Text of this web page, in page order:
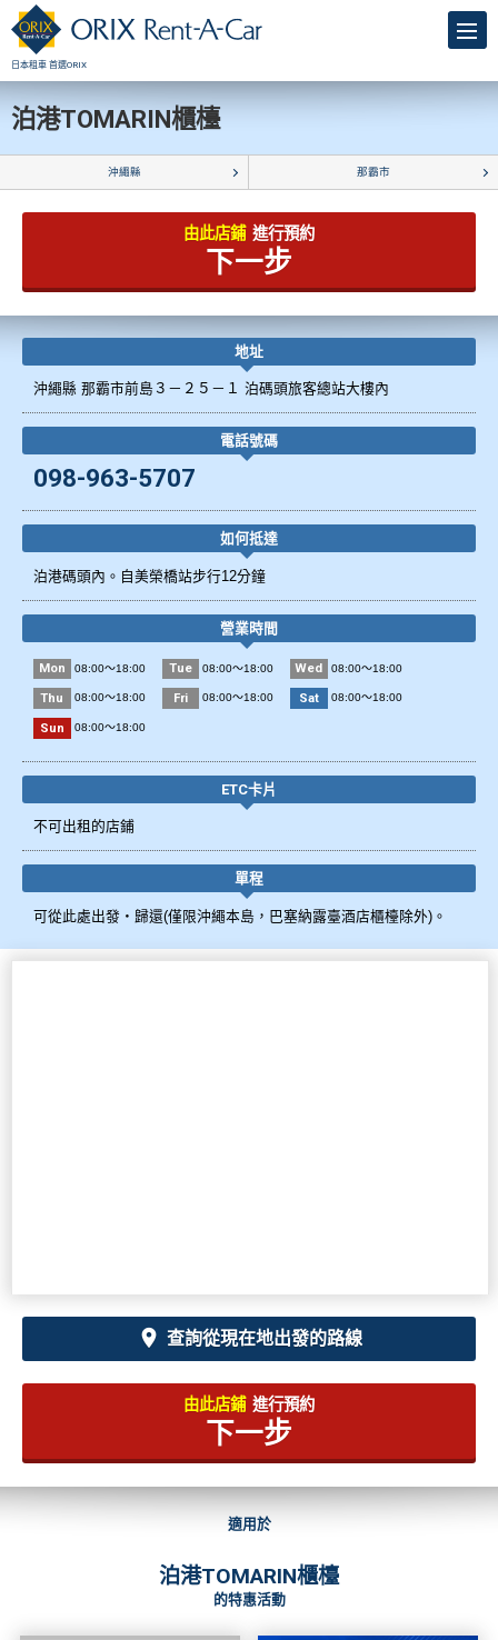
日本租車 首選ORIX
泊港TOMARIN櫃檯
沖繩縣 那霸市
由此店鋪 進行預約
下一步
地址
沖繩縣 那霸市前島３－２５－１ 泊碼頭旅客總站大樓內
電話號碼
098-963-5707
如何抵達
泊港碼頭內。自美榮橋站步行12分鐘
營業時間
Mon 08:00～18:00 Tue 08:00～18:00 Wed 08:00～18:00
Thu 08:00～18:00 Fri 08:00～18:00 Sat 08:00～18:00
Sun 08:00～18:00
ETC卡片
不可出租的店鋪
單程
可從此處出發・歸還(僅限沖繩本島，巴塞納露臺酒店櫃檯除外)。
查詢從現在地出發的路線
由此店鋪 進行預約
下一步
適用於
泊港TOMARIN櫃檯
的特惠活動